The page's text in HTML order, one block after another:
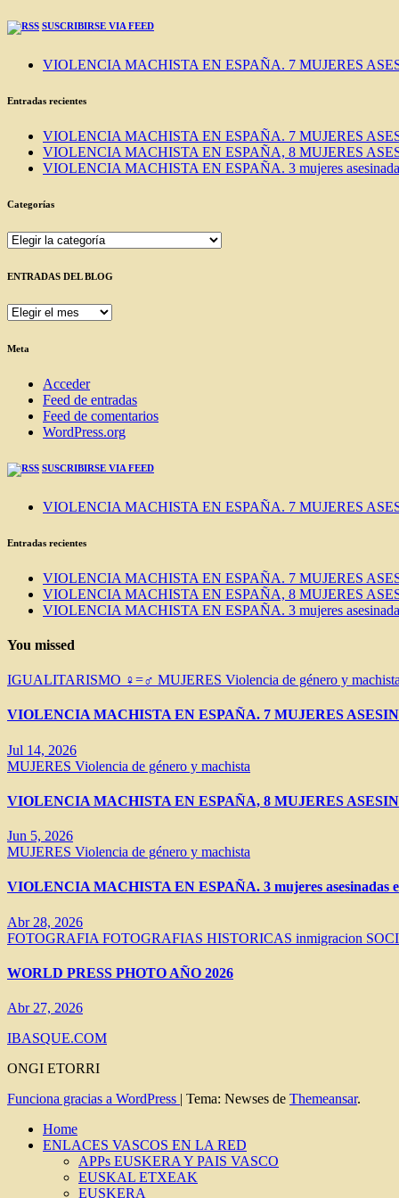
SUSCRIBIRSE VIA FEED
VIOLENCIA MACHISTA EN ESPAÑA. 7 MUJERES
Entradas recientes
VIOLENCIA MACHISTA EN ESPAÑA. 7 MUJERES
VIOLENCIA MACHISTA EN ESPAÑA, 8 MUJERES
VIOLENCIA MACHISTA EN ESPAÑA. 3 mujeres
Categorías
Categorías
ENTRADAS DEL BLOG
ENTRADAS
BLOG
Meta
Acceder
Feed de entradas
Feed de comentarios
WordPress.org
SUSCRIBIRSE VIA FEED
VIOLENCIA MACHISTA EN ESPAÑA. 7 MUJERES
Entradas recientes
VIOLENCIA MACHISTA EN ESPAÑA. 7 MUJERES
VIOLENCIA MACHISTA EN ESPAÑA, 8 MUJERES
VIOLENCIA MACHISTA EN ESPAÑA. 3 mujeres
You missed
IGUALITARISMO ♀=♂ MUJERES Violencia de género y machista
VIOLENCIA MACHISTA EN ESPAÑA. 7 MUJERES
Jul 14, 2026
MUJERES Violencia de género y machista
VIOLENCIA MACHISTA EN ESPAÑA, 8 MUJERES
Jun 5, 2026
MUJERES Violencia de género y machista
VIOLENCIA MACHISTA EN ESPAÑA. 3 mujeres asesinadas
Abr 28, 2026
FOTOGRAFIA FOTOGRAFIAS HISTORICAS inmigracion
WORLD PRESS PHOTO AÑO 2026
Abr 27, 2026
IBASQUE.COM
ONGI ETORRI
Funciona gracias a WordPress | Tema: Newses de Themeansar.
Home
ENLACES VASCOS EN LA RED
APPs EUSKERA Y PAIS VASCO
EUSKAL ETXEAK
EUSKERA